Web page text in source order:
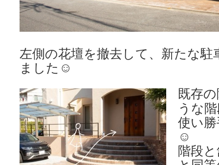
左側の花壇を撤去して、新たな
ました☺
既存
うな
使い
☺
階段